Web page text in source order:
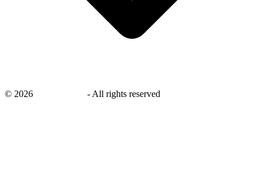
© 2026 - All rights reserved